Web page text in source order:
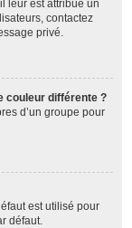
leur est attribué un
contactez
privé.
couleur différente ?
d’un groupe pour
est utilisé pour
défaut.